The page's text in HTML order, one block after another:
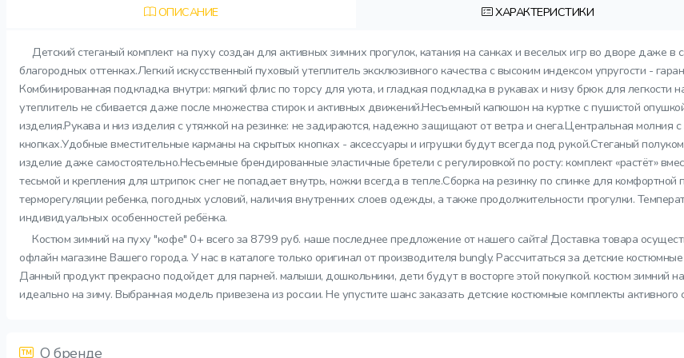
ОПИСАНИЕ ХАРАКТЕРИСТИКИ
Детский стеганый комплект на пуху создан для активных зимних прогулок, катания на санках и веселых игр во дворе даже
благородных оттенках.Легкий искусственный пуховый утеплитель эксклюзивного качества с высоким индексом упругости -
Комбинированная подкладка внутри: мягкий флис по торсу для уюта, и гладкая подкладка в рукавах и низу брюк для легкости
утеплитель не сбивается даже после множества стирок и активных движений.Несъемный капюшон на куртке с пушистой
изделия.Рукава и низ изделия с утяжкой на резинке: не задираются, надежно защищают от ветра и снега.Центральная
кнопках.Удобные вместительные карманы на скрытых кнопках - аксессуары и игрушки будут всегда под рукой.Стеганый
изделие даже самостоятельно.Несъемные брендированные эластичные бретели с регулировкой по росту: комплект «растёт»
тесьмой и крепления для штрипок: снег не попадает внутрь, ножки всегда в тепле.Сборка на резинку по спинке для
терморегуляции ребенка, погодных условий, наличия внутренних слоев одежды, а также продолжительности прогулки.
индивидуальных особенностей ребёнка.
Костюм зимний на пуху "кофе" 0+ всего за 8799 руб. наше последнее предложение от нашего сайта! Доставка товара
офлайн магазине Вашего города. У нас в каталоге только оригинал от производителя bungly. Рассчитаться за детские
Данный продукт прекрасно подойдет для парней. малыши, дошкольники, дети будут в восторге этой покупкой. костюм зимний
идеально на зиму. Выбранная модель привезена из россии. Не упустите шанс заказать детские костюмные комплекты активного
О бренде